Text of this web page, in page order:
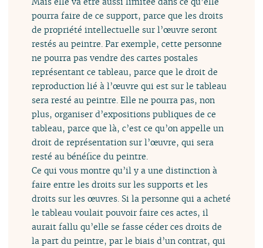
pourra faire de ce support, parce que les droits
de propriété intellectuelle sur l’œuvre seront
restés au peintre. Par exemple, cette personne
ne pourra pas vendre des cartes postales
représentant ce tableau, parce que le droit de
reproduction lié à l’œuvre qui est sur le tableau
sera resté au peintre. Elle ne pourra pas, non
plus, organiser d’expositions publiques de ce
tableau, parce que là, c’est ce qu’on appelle un
droit de représentation sur l’œuvre, qui sera
resté au bénéfice du peintre.
Ce qui vous montre qu’il y a une distinction à
faire entre les droits sur les supports et les
droits sur les œuvres. Si la personne qui a acheté
le tableau voulait pouvoir faire ces actes, il
aurait fallu qu’elle se fasse céder ces droits de
la part du peintre, par le biais d’un contrat, qui